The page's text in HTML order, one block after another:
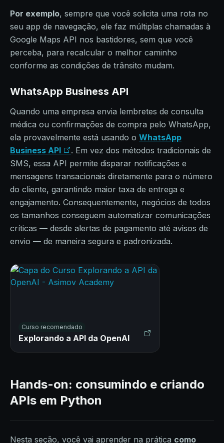
Por exemplo, sempre que você solicita uma rota no
seu app de navegação, ele faz múltiplas chamadas à
Google Maps API nos bastidores, sem que você
perceba, para recalcular o melhor caminho
conforme as condições de trânsito mudam.
WhatsApp Business API
Quando uma empresa envia lembretes de consulta
médica ou confirmações de compra pelo WhatsApp,
ela provavelmente está usando o WhatsApp
Business API
. Em vez dos métodos tradicionais de
SMS, essa API permite disparar notificações e
mensagens transacionais diretamente para o número
do cliente, garantindo maior taxa de entrega e
engajamento. Consequentemente, negócios de todos
os tamanhos conseguem automatizar comunicações
críticas — desde alertas de pagamento até avisos de
envio — de maneira segura e padronizada.
Curso recomendado
Explorando a API da OpenAI
Hands-on: consumindo e criando
APIs em Python
Nesta seção, você vai aprender na prática como